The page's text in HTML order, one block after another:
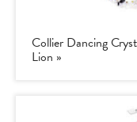
Collier Dancing
Lion »